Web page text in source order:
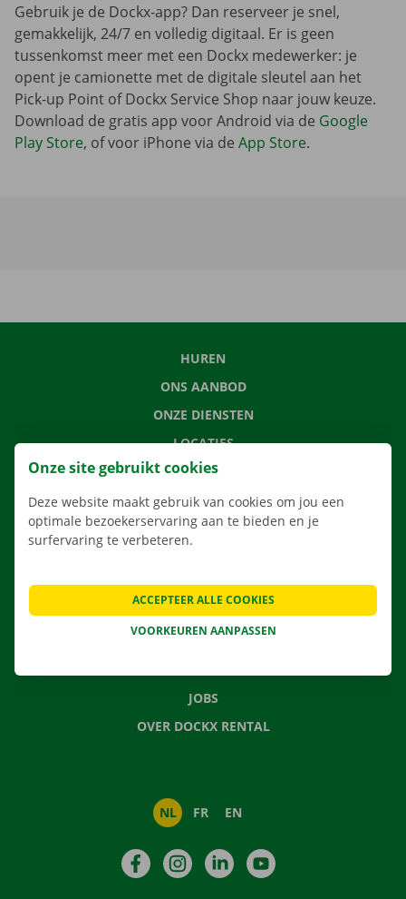
Gebruik je de Dockx-app? Dan reserveer je snel,
gemakkelijk, 24/7 en volledig digitaal. Er is geen
tussenkomst meer met een Dockx medewerker: je
opent je camionette met de digitale sleutel aan het
Pick-up Point of Dockx Service Shop naar jouw keuze.
Download de gratis app voor Android via de Google
Play Store, of voor iPhone via de App Store.
HUREN
ONS AANBOD
ONZE DIENSTEN
LOCATIES
APP
VERHUISOPLOSSINGEN
CONTACTEER ONS
VEELGESTELDE VRAGEN
JOBS
OVER DOCKX RENTAL
NL FR EN
FacebookInstagramLinkedIn
Onze site gebruikt cookies
Deze website maakt gebruik van cookies om jou een
optimale bezoekerservaring aan te bieden en je
surfervaring te verbeteren.
VOORKEUREN AANPASSEN
ACCEPTEER ALLE COOKIES